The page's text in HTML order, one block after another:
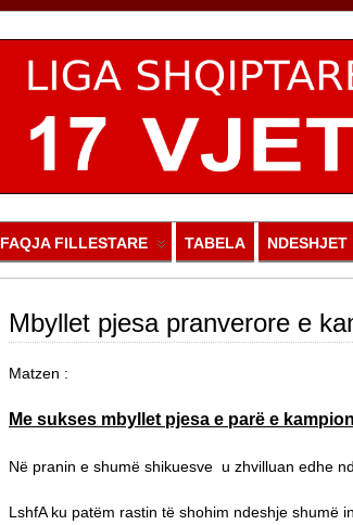
FAQJA FILLESTARE TABELA NDESHJET
Mbyllet pjesa pranverore e
Matzen :
Me sukses mbyllet pjesa e parë e
Në pranin e shumë shikuesve u zhvilluan edhe
LshfA ku patëm rastin të shohim ndeshje